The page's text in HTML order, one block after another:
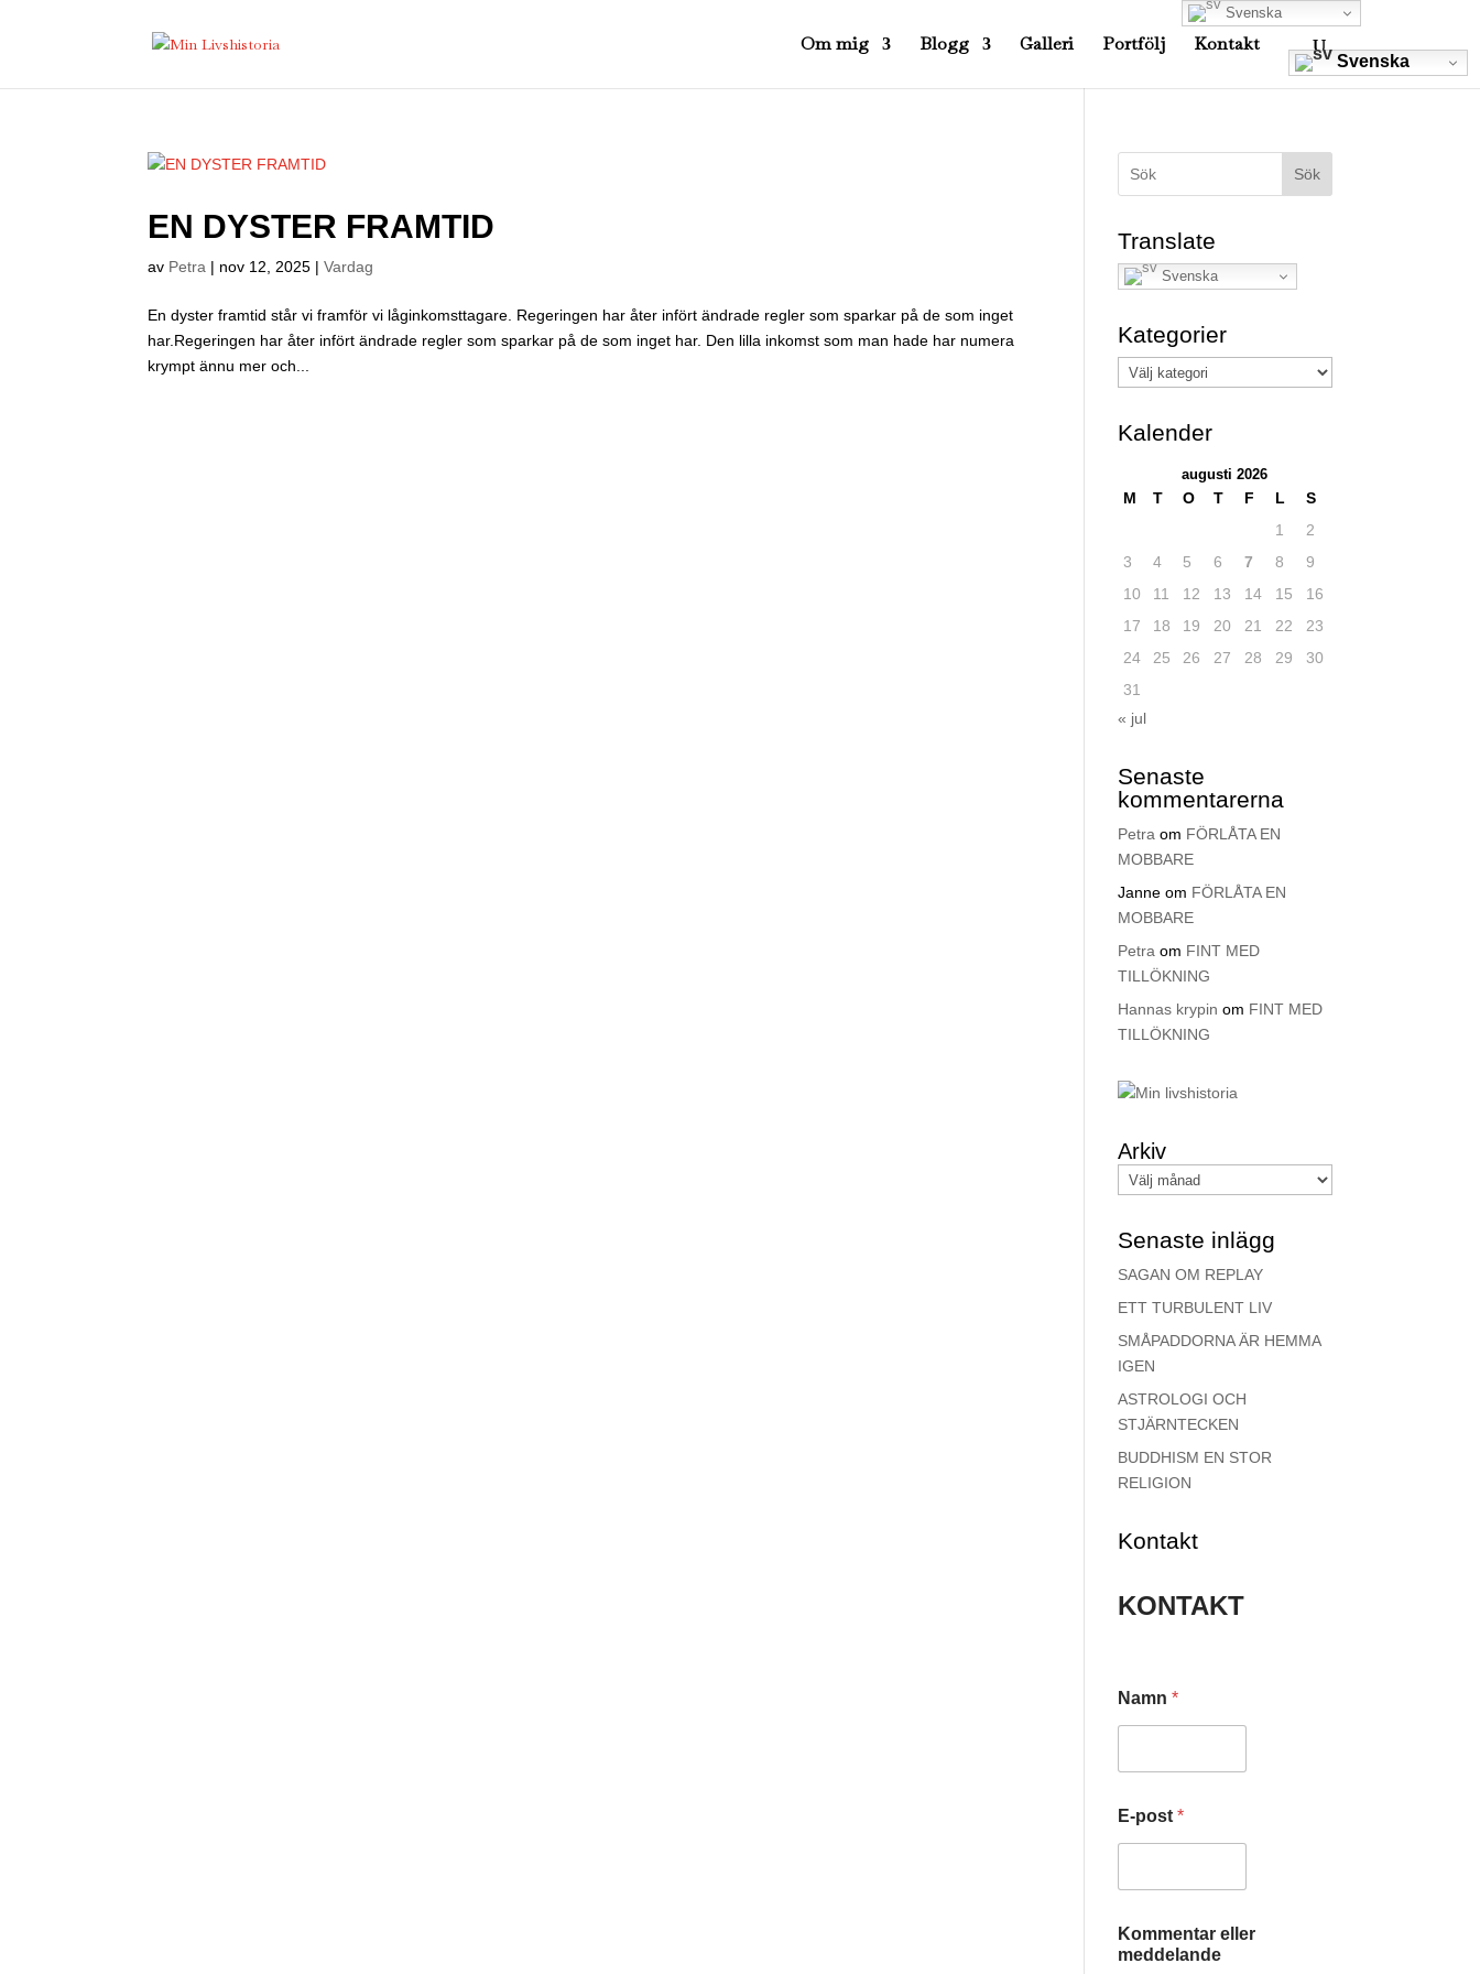
Om mig Blogg Galleri Portfölj Kontakt
Svenska
EN DYSTER FRAMTID
av Petra | nov 12, 2025 |Vardag
En dyster framtid står vi framför vi låginkomsttagare. Regeringen har åter infört ändrade regler som sparkar på de som inget
har.Regeringen har åter infört ändrade regler som sparkar på de som inget har. Den lilla inkomst som man hade har numera
krympt ännu mer och...
Sök
Translate
Svenska
Kategorier
Kategorier
Kalender
augusti 2026
M T O T F L
S
1
2
3
4 5 6 7 8
9
10
11 12 13 14 15
16
17
18 19 20 21 22
23
24
25 26 27 28 29
30
31
« jul
Senaste
kommentarerna
Petra om FÖRLÅTA EN
MOBBARE
Janne om FÖRLÅTA EN
MOBBARE
Petra om FINT MED
TILLÖKNING
Hannas krypin om FINT MED
TILLÖKNING
Arkiv
Senaste inlägg
SAGAN OM REPLAY
ETT TURBULENT LIV
SMÅPADDORNA ÄR HEMMA
IGEN
ASTROLOGI OCH
STJÄRNTECKEN
BUDDHISM EN STOR
RELIGION
Kontakt
KONTAKT
e
d
a
n
d
E
p
o
Namn*
E-post*
Kommentar eller
meddelande
Svenska